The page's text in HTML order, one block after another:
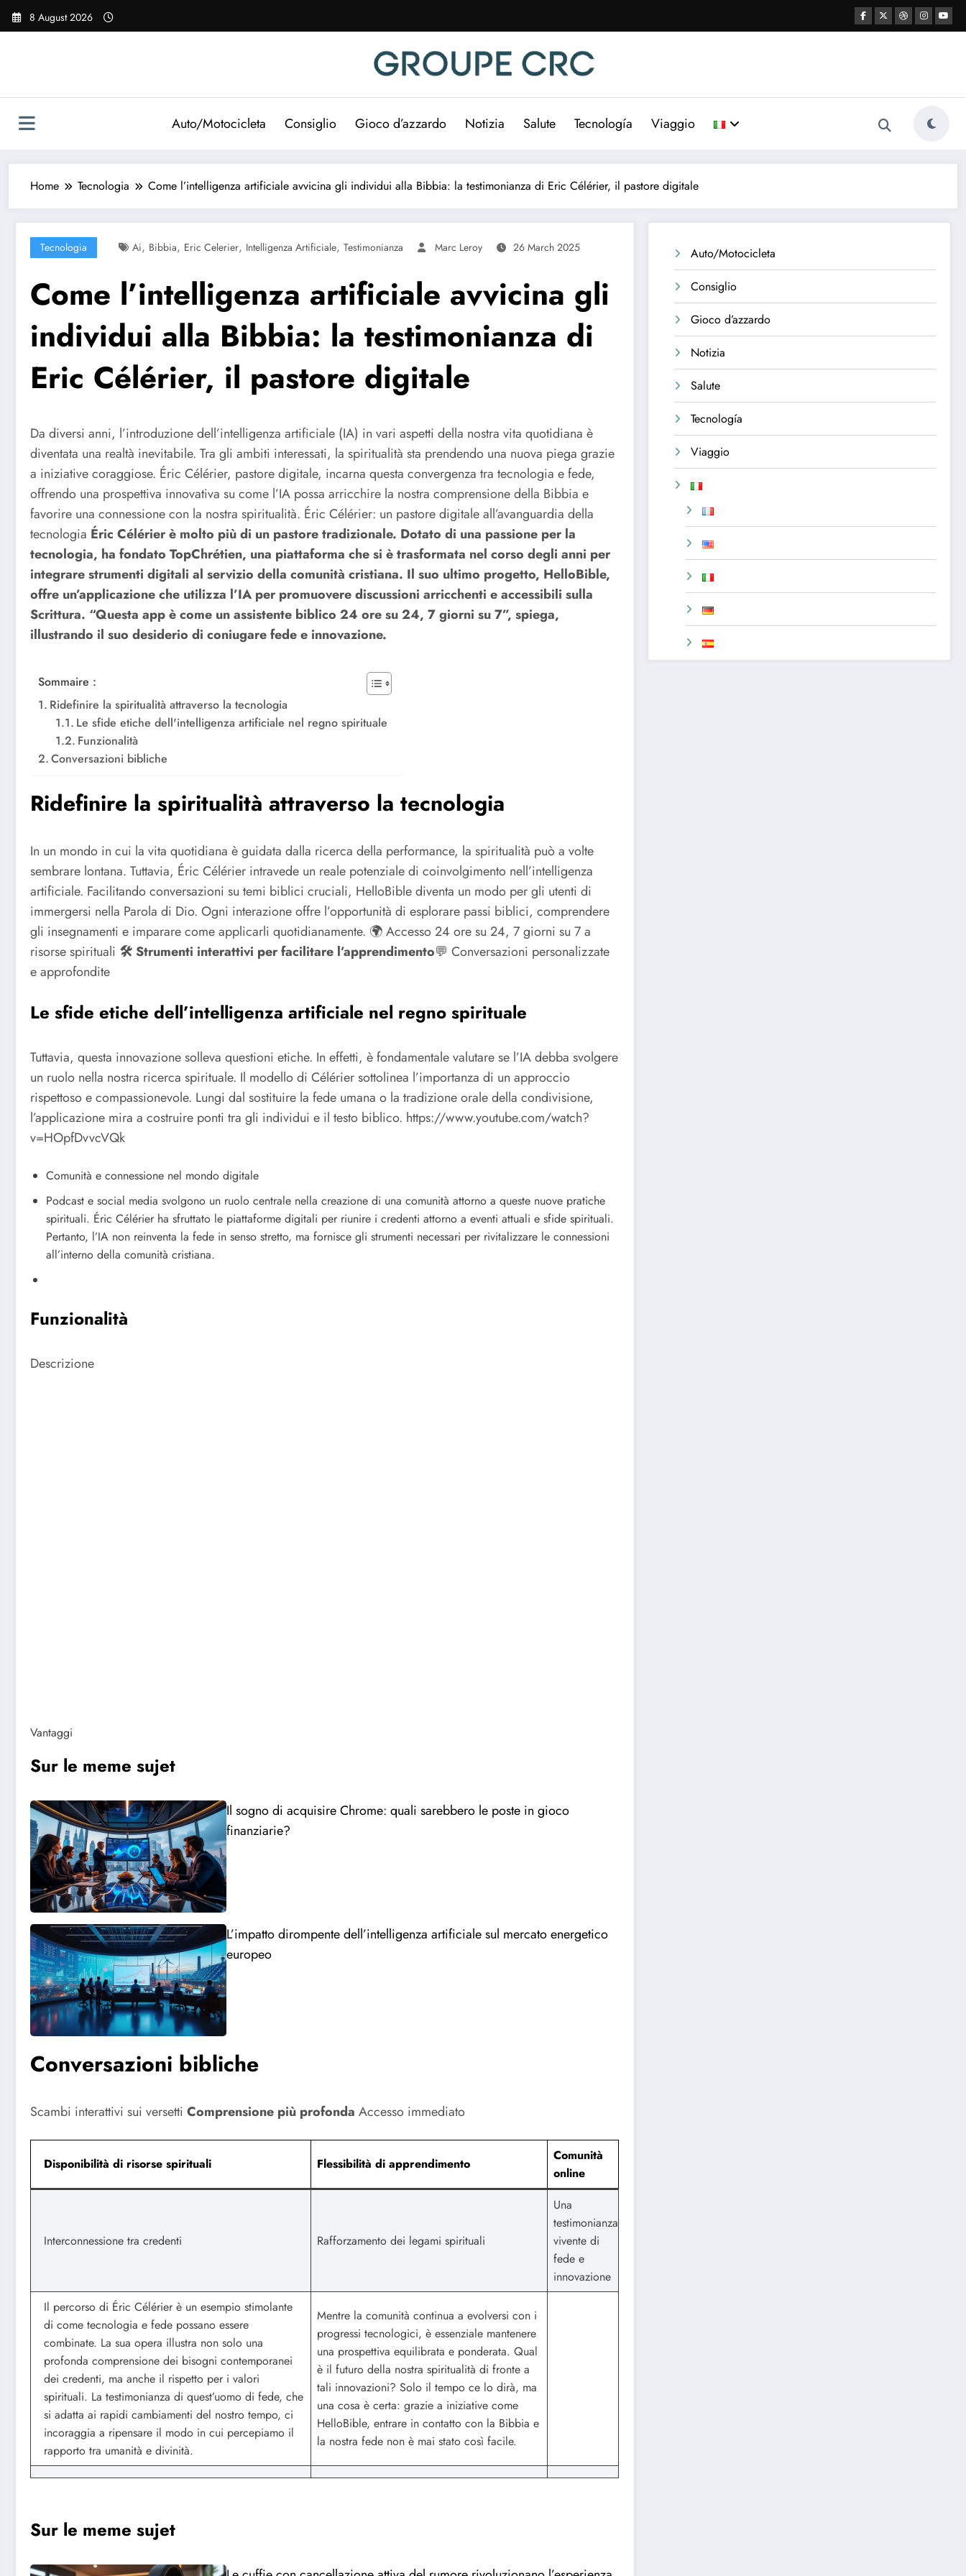
Vai
8 August 2026
Auto/Motocicleta Consiglio Gioco d’azzardo Notizia Salute Tecnología Viaggio
Home Tecnologia Come l’intelligenza artificiale avvicina gli individui alla Bibbia: la testimonianza di Eric Célérier, il pastore digitale
Tecnologia Ai, Bibbia, Eric Celerier, Intelligenza Artificiale, Testimonianza Marc Leroy 26 March 2025
Come l’intelligenza artificiale avvicina gli
individui alla Bibbia: la testimonianza di
Eric Célérier, il pastore digitale
Da diversi anni, l’introduzione dell’intelligenza artificiale (IA) in vari aspetti della nostra vita quotidiana è
diventata una realtà inevitabile. Tra gli ambiti interessati, la spiritualità sta prendendo una nuova piega grazie
a iniziative coraggiose. Éric Célérier, pastore digitale, incarna questa convergenza tra tecnologia e fede,
offrendo una prospettiva innovativa su come l’IA possa arricchire la nostra comprensione della Bibbia e
favorire una connessione con la nostra spiritualità. Éric Célérier: un pastore digitale all’avanguardia della
tecnologia Éric Célérier è molto più di un pastore tradizionale. Dotato di una passione per la
tecnologia, ha fondato TopChrétien, una piattaforma che si è trasformata nel corso degli anni per
integrare strumenti digitali al servizio della comunità cristiana. Il suo ultimo progetto, HelloBible,
offre un’applicazione che utilizza l’IA per promuovere discussioni arricchenti e accessibili sulla
Scrittura. “Questa app è come un assistente biblico 24 ore su 24, 7 giorni su 7”, spiega,
illustrando il suo desiderio di coniugare fede e innovazione.
Sommaire :
Ridefinire la spiritualità attraverso la tecnologia
Le sfide etiche dell'intelligenza artificiale nel regno spirituale
Funzionalità
Conversazioni bibliche
Ridefinire la spiritualità attraverso la tecnologia
In un mondo in cui la vita quotidiana è guidata dalla ricerca della performance, la spiritualità può a volte
sembrare lontana. Tuttavia, Éric Célérier intravede un reale potenziale di coinvolgimento nell’intelligenza
artificiale. Facilitando conversazioni su temi biblici cruciali, HelloBible diventa un modo per gli utenti di
immergersi nella Parola di Dio. Ogni interazione offre l’opportunità di esplorare passi biblici, comprendere
gli insegnamenti e imparare come applicarli quotidianamente. 🌍 Accesso 24 ore su 24, 7 giorni su 7 a
risorse spirituali 🛠️ Strumenti interattivi per facilitare l’apprendimento💬 Conversazioni personalizzate
e approfondite
Le sfide etiche dell’intelligenza artificiale nel regno spirituale
Tuttavia, questa innovazione solleva questioni etiche. In effetti, è fondamentale valutare se l’IA debba svolgere
un ruolo nella nostra ricerca spirituale. Il modello di Célérier sottolinea l’importanza di un approccio
rispettoso e compassionevole. Lungi dal sostituire la fede umana o la tradizione orale della condivisione,
l’applicazione mira a costruire ponti tra gli individui e il testo biblico. https://www.youtube.com/watch?
v=HOpfDvvcVQk
Comunità e connessione nel mondo digitale
Podcast e social media svolgono un ruolo centrale nella creazione di una comunità attorno a queste nuove pratiche
spirituali. Éric Célérier ha sfruttato le piattaforme digitali per riunire i credenti attorno a eventi attuali e sfide spirituali.
Pertanto, l’IA non reinventa la fede in senso stretto, ma fornisce gli strumenti necessari per rivitalizzare le connessioni
all’interno della comunità cristiana.
Funzionalità
Descrizione
Vantaggi
Sur le meme sujet
Il sogno di acquisire Chrome: quali sarebbero le poste in gioco
finanziarie?
L’impatto dirompente dell’intelligenza artificiale sul mercato energetico
europeo
Conversazioni bibliche
Scambi interattivi sui versetti Comprensione più profonda Accesso immediato
Disponibilità di risorse spirituali Flessibilità di apprendimento
Comunità
online
Interconnessione tra credenti Rafforzamento dei legami spirituali
Una
testimonianza
vivente di
fede e
innovazione
Il percorso di Éric Célérier è un esempio stimolante
di come tecnologia e fede possano essere
combinate. La sua opera illustra non solo una
profonda comprensione dei bisogni contemporanei
dei credenti, ma anche il rispetto per i valori
spirituali. La testimonianza di quest’uomo di fede, che
si adatta ai rapidi cambiamenti del nostro tempo, ci
incoraggia a ripensare il modo in cui percepiamo il
rapporto tra umanità e divinità.
Mentre la comunità continua a evolversi con i
progressi tecnologici, è essenziale mantenere
una prospettiva equilibrata e ponderata. Qual
è il futuro della nostra spiritualità di fronte a
tali innovazioni? Solo il tempo ce lo dirà, ma
una cosa è certa: grazie a iniziative come
HelloBible, entrare in contatto con la Bibbia e
la nostra fede non è mai stato così facile.
Sur le meme sujet
Auto/Motocicleta
Consiglio
Gioco d’azzardo
Notizia
Salute
Tecnología
Viaggio